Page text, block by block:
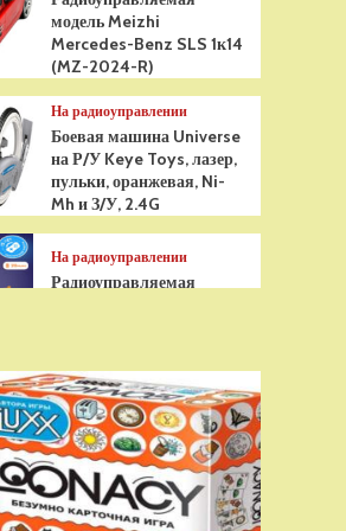
Водная
модель Meizhi
Mercedes-Benz SLS 1к14
(MZ-2024-R)
На радиоуправлении
Боевая машина Universe
на Р/У Keye Toys, лазер,
пульки, оранжевая, Ni-
Mh и З/У, 2.4G
На радиоуправлении
Радиоуправляемая
На радиоуправлении
Р/У танк Taigen 1/16
Panzerkampfwagen III
(Германия) HC (для ИК
танкового боя) V3 2.4G
RTR, TG3848-1HC-IR3.0